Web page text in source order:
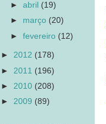
►abril (19)
► março (20)
►fevereiro (12)
► 2012 (178)
► 2011 (196)
► 2010 (208)
► 2009 (89)